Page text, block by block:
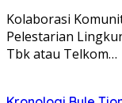
Kolaborasi
Pelestarian
Tbk atau Telkom…